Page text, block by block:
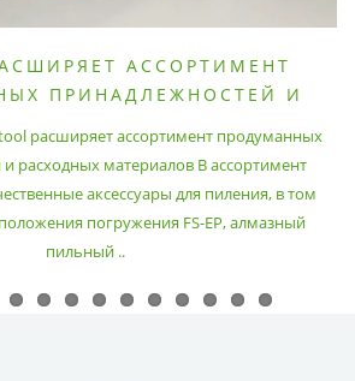
АССОРТИМЕНТ
ПРИНАДЛЕЖНОСТЕЙ И
расширяет ассортимент продуманных
расходных материалов В ассортимент
аксессуары для пиления, в том
погружения FS-EP, алмазный
пильный ..